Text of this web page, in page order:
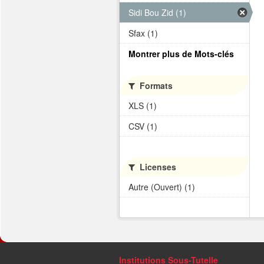
Sidi Bou Zid (1)
Sfax (1)
Montrer plus de Mots-clés
Formats
XLS (1)
CSV (1)
Licenses
Autre (Ouvert) (1)
Institutions Sous-Tutelle